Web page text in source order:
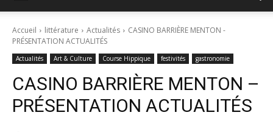
Accueil littérature Actualités
CASINO BARRIÈRE MENTON -
PRÉSENTATION ACTUALITÉS
Actualités Art & Culture Course Hippique festivités gastronomie
CASINO BARRIÈRE MENTON –
PRÉSENTATION ACTUALITÉS